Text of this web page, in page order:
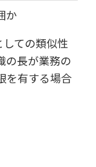
か
ての類似性
の長が業務の
を有する場合